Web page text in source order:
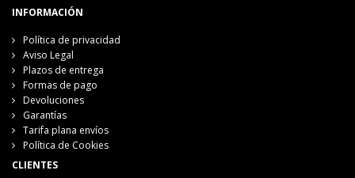
INFORMACIÓN
Política de privacidad
Aviso Legal
Plazos de entrega
Formas de pago
Devoluciones
Garantías
Tarifa plana envíos
Política de Cookies
CLIENTES